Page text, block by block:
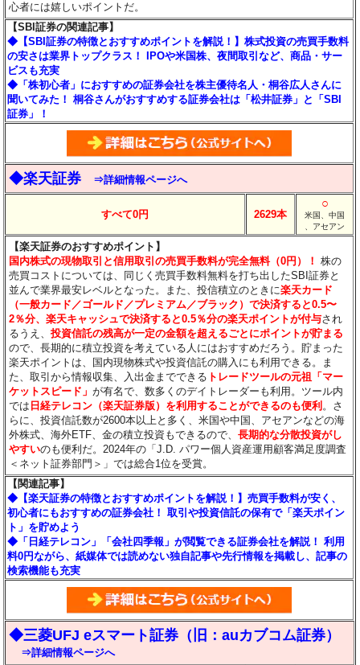
心者には嬉しいポイントだ。
【SBI証券の関連記事】
◆【SBI証券の特徴とおすすめポイントを解説！】株式投資の売買手数料
の安さは業界トップクラス！ IPOや米国株、夜間取引など、商品・サー
ビスも充実
◆「株初心者」におすすめの証券会社を株主優待名人・桐谷広人さんに
聞いてみた！ 桐谷さんがおすすめする証券会社は「松井証券」と「SBI
証券」！
◆楽天証券 ⇒詳細情報ページへ
すべて0円 2629本
○
米国、中国
、アセアン
【楽天証券のおすすめポイント】
国内株式の現物取引と信用取引の売買手数料が完全無料（0円）！ 株の
売買コストについては、同じく売買手数料無料を打ち出したSBI証券と
並んで業界最安レベルとなった。また、投信積立のときに楽天カード
（一般カード／ゴールド／プレミアム／ブラック）で決済すると0.5〜
2％分、楽天キャッシュで決済すると0.5％分の楽天ポイントが付与され
るうえ、投資信託の残高が一定の金額を超えるごとにポイントが貯まる
ので、長期的に積立投資を考えている人にはおすすめだろう。貯まった
楽天ポイントは、国内現物株式や投資信託の購入にも利用できる。ま
た、取引から情報収集、入出金までできる トレードツールの元祖「マー
ケットスピード」が有名で、数多くのデイトレーダーも利用。ツール内
では 日経テレコン（楽天証券版）を利用することができるのも便利 。さ
らに、投資信託数が2600本以上と多く、米国や中国、アセアンなどの海
外株式、海外ETF、金の積立投資もできるので、長期的な分散投資がし
やすいのも便利だ。2024年の「J.D. パワー個人資産運用顧客満足度調査
＜ネット証券部門＞」では総合1位を受賞。
【関連記事】
◆【楽天証券の特徴とおすすめポイントを解説！】売買手数料が安く、
初心者にもおすすめの証券会社！ 取引や投資信託の保有で「楽天ポイン
ト」を貯めよう
◆「日経テレコン」「会社四季報」が閲覧できる証券会社を解説！ 利用
料0円ながら、紙媒体では読めない独自記事や先行情報を掲載し、記事の
検索機能も充実
◆三菱UFJ eスマート証券（旧：auカブコム証券）
⇒詳細情報ページへ